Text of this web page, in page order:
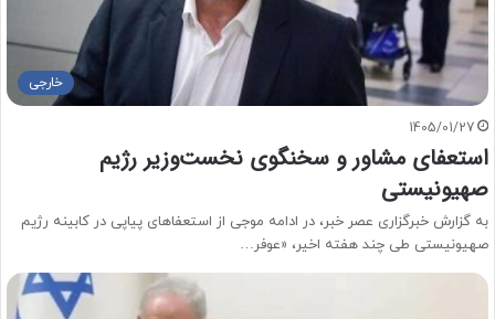
خارجی
1405/01/27
استعفای مشاور و سخنگوی نخست‌وزیر رژیم
صهیونیستی
به گزارش خبرگزاری عصر خبر، در ادامه موجی از استعفاهای پیاپی در کابینه رژیم
صهیونیستی طی چند هفته اخیر، «عوفر…